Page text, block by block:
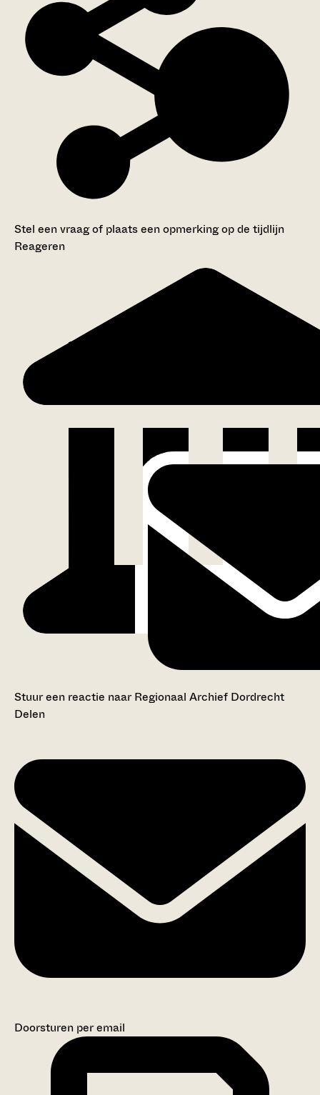
Stel een vraag of plaats een opmerking op de tijdlijn
Reageren
Stuur een reactie naar Regionaal Archief Dordrecht
Delen
Doorsturen per email